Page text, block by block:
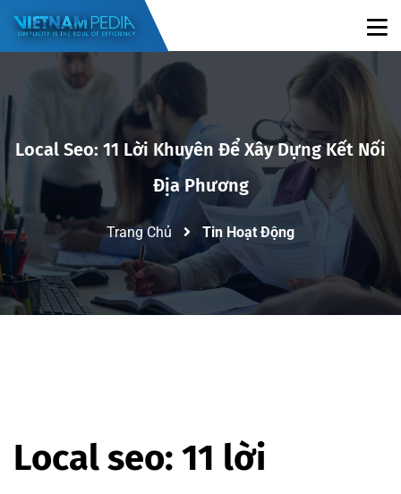
Local Seo: 11 Lời Khuyên Để Xây Dựng Kết Nối
Địa Phương
Trang Chủ Tin Hoạt Động
Local seo: 11 lời